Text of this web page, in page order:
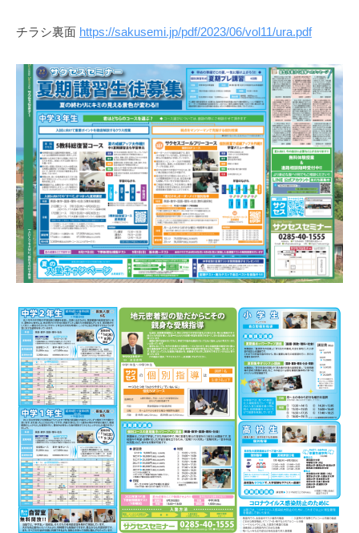
チラシ裏面 https://sakusemi.jp/pdf/2023/06/vol11/ura.pdf